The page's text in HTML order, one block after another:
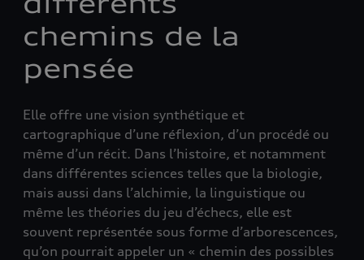
chemins de la
pensée
Elle offre une vision synthétique et
cartographique d’une réflexion, d’un procédé ou
même d’un récit. Dans l’histoire, et notamment
dans différentes sciences telles que la biologie,
mais aussi dans l’alchimie, la linguistique ou
même les théories du jeu d’échecs, elle est
souvent représentée sous forme d’arborescences,
qu’on pourrait appeler un « chemin des possibles